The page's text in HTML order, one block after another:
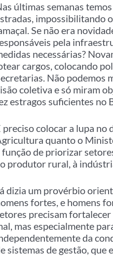
últimas semanas
impossibilitando
Se não era
pela
necessárias?
cargos, colocando
Não podemos
coletiva e só miram
estragos suficientes no
preciso colocar a lupa
quanto o
função de priorizar
produtor rural, à
dizia um provérbio
fortes, e homens
precisam fortalecer
mas especialmente
da
sistemas de gestão, que